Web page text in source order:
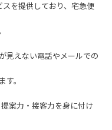
を提供しており、宅急便